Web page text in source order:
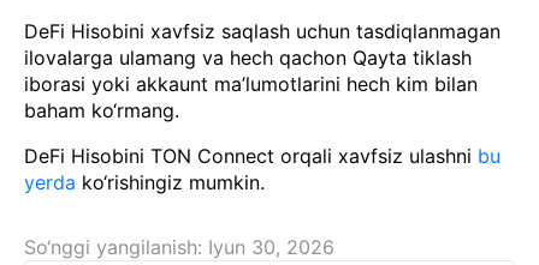
DeFi Hisobini xavfsiz saqlash uchun tasdiqlanmagan
ilovalarga ulamang va hech qachon Qayta tiklash
iborasi yoki akkaunt ma’lumotlarini hech kim bilan
baham ko‘rmang.
DeFi Hisobini TON Connect orqali xavfsiz ulashni bu
yerda ko‘rishingiz mumkin.
So‘nggi yangilanish: Iyun 30, 2026